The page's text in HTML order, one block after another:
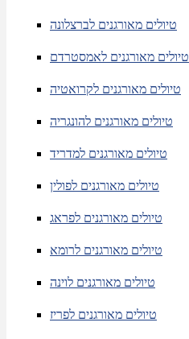
טיולים מאורגנים לברצלונה
טיולים מאורגנים לאמסטרדם
טיולים מאורגנים לקרואטיה
טיולים מאורגנים להונגריה
טיולים מאורגנים למדריד
טיולים מאורגנים לפולין
טיולים מאורגנים לפראג
טיולים מאורגנים לרומא
טיולים מאורגנים לוינה
טיולים מאורגנים לפריז